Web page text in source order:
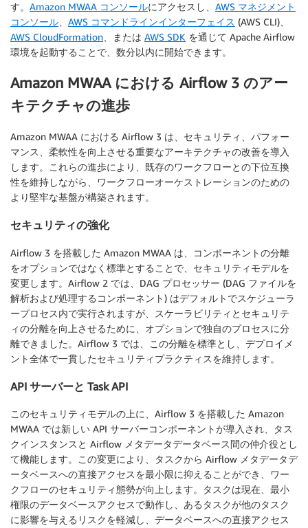
す。 Amazon MWAA コンソールにアクセスし、 AWS マネジメント
コンソール
AWS コマンドラインインターフェイス (AWS CLI)、
AWS CloudFormation 、または AWS SDK を通じて Apache Airflow
環境を起動することで、数分以内に開始できます。
Amazon MWAA における Airflow 3 のアー
キテクチャの進歩
Amazon MWAA における Airflow 3 は、セキュリティ、パフォー
マンス、柔軟性を向上させる重要なアーキテクチャの改善を導入
します。これらの進歩により、既存のワークフローとの下位互換
性を維持しながら、ワークフローオーケストレーションのための
より堅牢な基盤が構築されます。
セキュリティの強化
Airflow 3 を搭載した Amazon MWAA は、コンポーネントの分離
をオプションではなく標準とすることで、セキュリティモデルを
変更します。Airflow 2 では、DAG プロセッサー (DAG ファイルを
解析および処理するコンポーネント) はデフォルトでスケジューラ
ープロセス内で実行されますが、スケーラビリティとセキュリテ
ィの分離を向上させるために、オプションで独自のプロセスに分
離できました。Airflow 3 では、この分離を標準とし、デプロイメ
ント全体で一貫したセキュリティプラクティスを維持します。
API サーバーと Task API
このセキュリティモデルの上に、Airflow 3 を搭載した Amazon
MWAA では新しい API サーバーコンポーネントが導入され、タス
クインスタンスと Airflow メタデータデータベース間の仲介役とし
て機能します。この変更により、タスクから Airflow メタデータデ
ータベースへの直接アクセスを最小限に抑えることができ、ワー
クフローのセキュリティ態勢が向上します。タスクは現在、最小
権限のデータベースアクセスで動作し、あるタスクが他のタスク
に影響を与えるリスクを軽減し、データベースへの直接アクセス